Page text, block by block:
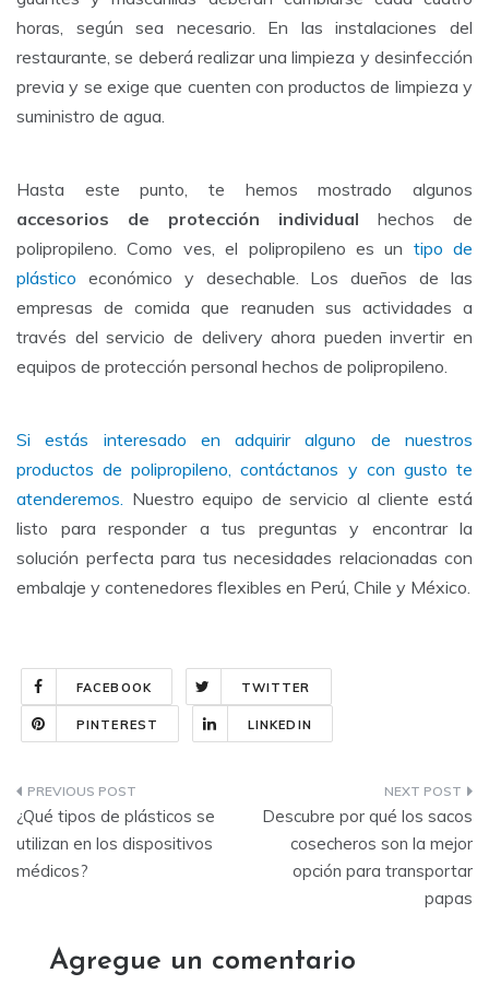
horas, según sea necesario. En las instalaciones del
restaurante, se deberá realizar una limpieza y desinfección
previa y se exige que cuenten con productos de limpieza y
suministro de agua.
Hasta este punto, te hemos mostrado algunos
accesorios de protección individual hechos de
polipropileno. Como ves, el polipropileno es un tipo de
plástico económico y desechable. Los dueños de las
empresas de comida que reanuden sus actividades a
través del servicio de delivery ahora pueden invertir en
equipos de protección personal hechos de polipropileno.
Si estás interesado en adquirir alguno de nuestros
productos de polipropileno, contáctanos y con gusto te
atenderemos. Nuestro equipo de servicio al cliente está
listo para responder a tus preguntas y encontrar la
solución perfecta para tus necesidades relacionadas con
embalaje y contenedores flexibles en Perú, Chile y México.
FACEBOOK TWITTER
PINTEREST LINKEDIN
Navegación
de
entradas
¿Qué tipos de plásticos se
utilizan en los dispositivos
médicos?
Descubre por qué los sacos
cosecheros son la mejor
opción para transportar
papas
Agregue un comentario